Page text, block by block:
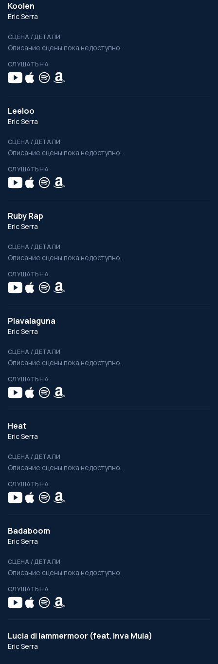
Koolen
Eric Serra
СЦЕНА / ДЕТАЛИ
Описание сцены пока недоступно.
СЛУШАТЬ НА
Leeloo
Eric Serra
СЦЕНА / ДЕТАЛИ
Описание сцены пока недоступно.
СЛУШАТЬ НА
Ruby Rap
Eric Serra
СЦЕНА / ДЕТАЛИ
Описание сцены пока недоступно.
СЛУШАТЬ НА
Plavalaguna
Eric Serra
СЦЕНА / ДЕТАЛИ
Описание сцены пока недоступно.
СЛУШАТЬ НА
Heat
Eric Serra
СЦЕНА / ДЕТАЛИ
Описание сцены пока недоступно.
СЛУШАТЬ НА
Badaboom
Eric Serra
СЦЕНА / ДЕТАЛИ
Описание сцены пока недоступно.
СЛУШАТЬ НА
Lucia di lammermoor (feat. Inva Mula)
Eric Serra